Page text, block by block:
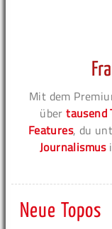
Mit dem
übertausend
Features, du
Journalismus
Neue Topos